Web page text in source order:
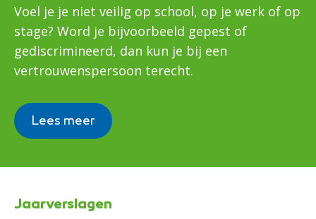
Voel je je niet veilig op school, op je werk of op
stage? Word je bijvoorbeeld gepest of
gediscrimineerd, dan kun je bij een
vertrouwenspersoon terecht.
Lees meer
Jaarverslagen